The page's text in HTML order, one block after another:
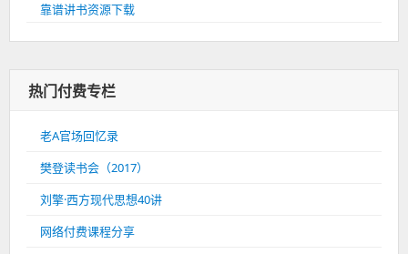
靠谱讲书资源下载
热门付费专栏
老A官场回忆录
樊登读书会（2017）
刘擎·西方现代思想40讲
网络付费课程分享